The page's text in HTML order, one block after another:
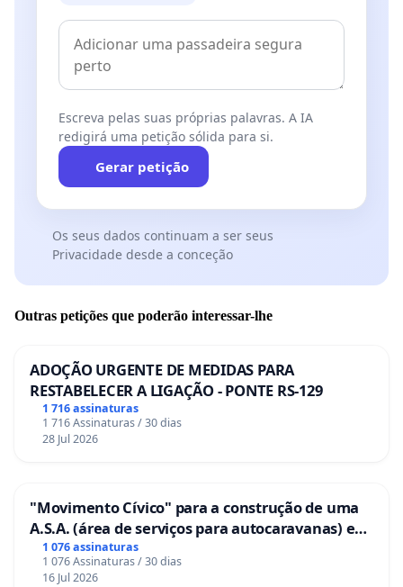
Escreva pelas suas próprias palavras. A IA
redigirá uma petição sólida para si.
Gerar petição
Os seus dados continuam a ser seus
Privacidade desde a conceção
Outras petições que poderão interessar-lhe
ADOÇÃO URGENTE DE MEDIDAS PARA
RESTABELECER A LIGAÇÃO - PONTE RS-129
1 716 assinaturas
1 716 Assinaturas / 30 dias
28 Jul 2026
"Movimento Cívico" para a construção de uma
A.S.A. (área de serviços para autocaravanas) em
Coimbra
1 076 assinaturas
1 076 Assinaturas / 30 dias
16 Jul 2026